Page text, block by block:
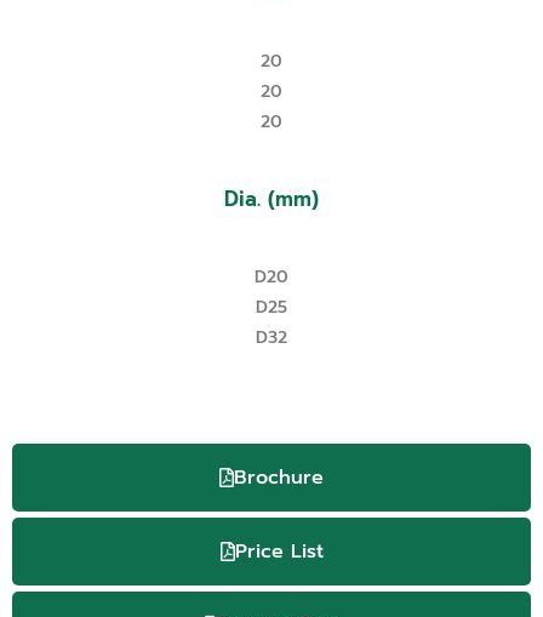
20
20
20
Dia. (mm)
D20
D25
D32
Brochure
Price List